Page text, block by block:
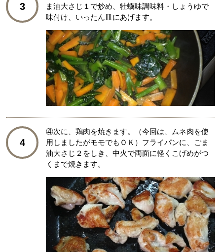
3
ま油大さじ１で炒め、牡蠣味調味料・しょうゆで
味付け、いったん皿にあげます。
4
④次に、鶏肉を焼きます。（今回は、ムネ肉を使
用しましたがモモでもＯＫ）フライパンに、ごま
油大さじ２をしき、中火で両面に軽くこげめがつ
くまで焼きます。